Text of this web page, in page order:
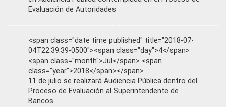
Evaluación de Autoridades
<span class="date time published" title="2018-07-
04T22:39:39-0500"><span class="day">4</span>
<span class="month">Jul</span> <span
class="year">2018</span></span>
11 de julio se realizará Audiencia Pública dentro del
Proceso de Evaluación al Superintendente de
Bancos